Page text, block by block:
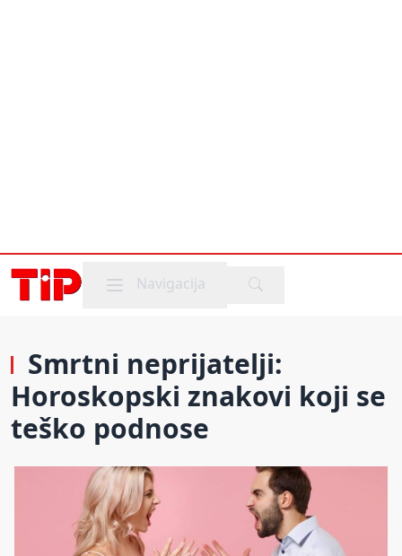
Mobile menu
Navigacija
Smrtni neprijatelji:
Horoskopski znakovi koji se
teško podnose